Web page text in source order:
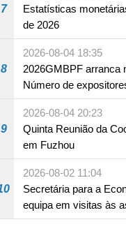
de “turismo +”
7
Estatísticas
de 2026
8
2026-08-04 18:35
2026GMBPF arranca
Número de
18 anos
9
2026-08-04 20:23
Quinta Reunião da
em Fuzhou
2026-08-02 11:04
Secretária para a
equipa em visitas às
consolidar